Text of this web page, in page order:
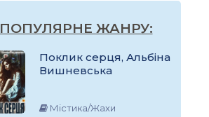
ПОПУЛЯРНЕ ЖАНРУ:
Поклик серця, Альбіна
Вишневська
Містика/Жахи